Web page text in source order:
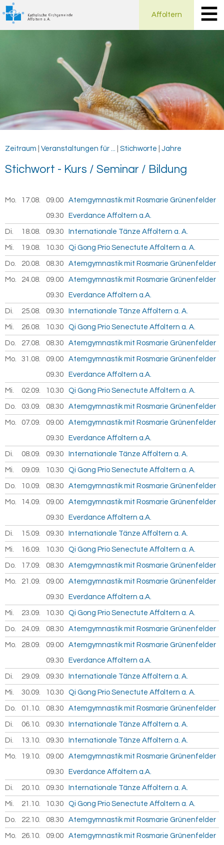
Affoltern
Zeitraum Veranstaltungen für ... Stichworte Jahre
Stich­wort - Kurs / Se­mi­nar / Bil­dung
Mo. 17.08. 2026
09.00 Atemgymnastik mit Rosmarie Grünenfelder
09.30 Everdance Affoltern a.A.
Di. 18.08. 2026
09.30 Internationale Tänze Affoltern a. A.
Mi. 19.08. 2026
10.30 Qi Gong Prio Senectute Affoltern a. A.
Do. 20.08. 2026
08.30 Atemgymnastik mit Rosmarie Grünenfelder
Mo. 24.08. 2026
09.00 Atemgymnastik mit Rosmarie Grünenfelder
09.30 Everdance Affoltern a.A.
Di. 25.08. 2026
09.30 Internationale Tänze Affoltern a. A.
Mi. 26.08. 2026
10.30 Qi Gong Prio Senectute Affoltern a. A.
Do. 27.08. 2026
08.30 Atemgymnastik mit Rosmarie Grünenfelder
Mo. 31.08. 2026
09.00 Atemgymnastik mit Rosmarie Grünenfelder
09.30 Everdance Affoltern a.A.
Mi. 02.09. 2026
10.30 Qi Gong Prio Senectute Affoltern a. A.
Do. 03.09. 2026
08.30 Atemgymnastik mit Rosmarie Grünenfelder
Mo. 07.09. 2026
09.00 Atemgymnastik mit Rosmarie Grünenfelder
09.30 Everdance Affoltern a.A.
Di. 08.09. 2026
09.30 Internationale Tänze Affoltern a. A.
Mi. 09.09. 2026
10.30 Qi Gong Prio Senectute Affoltern a. A.
Do. 10.09. 2026
08.30 Atemgymnastik mit Rosmarie Grünenfelder
Mo. 14.09. 2026
09.00 Atemgymnastik mit Rosmarie Grünenfelder
09.30 Everdance Affoltern a.A.
Di. 15.09. 2026
09.30 Internationale Tänze Affoltern a. A.
Mi. 16.09. 2026
10.30 Qi Gong Prio Senectute Affoltern a. A.
Do. 17.09. 2026
08.30 Atemgymnastik mit Rosmarie Grünenfelder
Mo. 21.09. 2026
09.00 Atemgymnastik mit Rosmarie Grünenfelder
09.30 Everdance Affoltern a.A.
Mi. 23.09. 2026
10.30 Qi Gong Prio Senectute Affoltern a. A.
Do. 24.09. 2026
08.30 Atemgymnastik mit Rosmarie Grünenfelder
Mo. 28.09. 2026
09.00 Atemgymnastik mit Rosmarie Grünenfelder
09.30 Everdance Affoltern a.A.
Di. 29.09. 2026
09.30 Internationale Tänze Affoltern a. A.
Mi. 30.09. 2026
10.30 Qi Gong Prio Senectute Affoltern a. A.
Do. 01.10. 2026
08.30 Atemgymnastik mit Rosmarie Grünenfelder
Di. 06.10. 2026
09.30 Internationale Tänze Affoltern a. A.
Di. 13.10. 2026
09.30 Internationale Tänze Affoltern a. A.
Mo. 19.10. 2026
09.00 Atemgymnastik mit Rosmarie Grünenfelder
09.30 Everdance Affoltern a.A.
Di. 20.10. 2026
09.30 Internationale Tänze Affoltern a. A.
Mi. 21.10. 2026
10.30 Qi Gong Prio Senectute Affoltern a. A.
Do. 22.10. 2026
08.30 Atemgymnastik mit Rosmarie Grünenfelder
Mo. 26.10. 2026
09.00 Atemgymnastik mit Rosmarie Grünenfelder